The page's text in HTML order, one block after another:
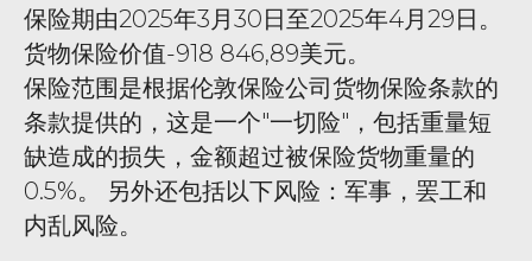
保险期由2025年3月30日至2025年4月29日。
货物保险价值-918 846,89美元。
保险范围是根据伦敦保险公司货物保险条款的
条款提供的，这是一个"一切险"，包括重量短
缺造成的损失，金额超过被保险货物重量的
0.5%。 另外还包括以下风险：军事，罢工和
内乱风险。